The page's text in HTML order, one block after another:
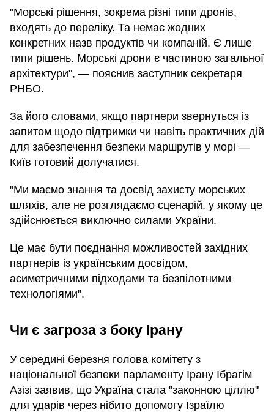
"Морські рішення, зокрема різні типи дронів,
входять до переліку. Та немає жодних
конкретних назв продуктів чи компаній. Є лише
типи рішень. Морські дрони є частиною загальної
архітектури", — пояснив заступник секретаря
РНБО.
За його словами, якщо партнери звернуться із
запитом щодо підтримки чи навіть практичних дій
для забезпечення безпеки маршрутів у морі —
Київ готовий долучатися.
"Ми маємо знання та досвід захисту морських
шляхів, але не розглядаємо сценарій, у якому це
здійснюється виключно силами України.
Це має бути поєднання можливостей західних
партнерів із українським досвідом,
асиметричними підходами та безпілотними
технологіями".
Чи є загроза з боку Ірану
У середині березня голова комітету з
національної безпеки парламенту Ірану Ібрагім
Азізі заявив, що Україна стала "законною ціллю"
для ударів через нібито допомогу Ізраїлю